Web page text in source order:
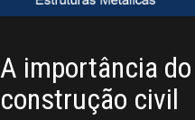
A importância
construção civil